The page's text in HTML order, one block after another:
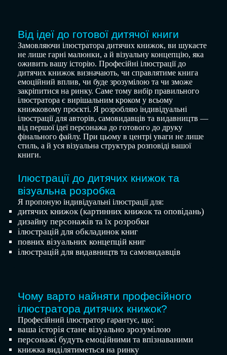
Від ідеї до готової дитячої книги
Замовляючи ілюстратора дитячих книжок, ви шукаєте
не лише гарні малюнки, а й візуальну концепцію, яка
оживить вашу історію. Професійні ілюстрації до
дитячих книжок визначають, чи справлятиме книга
емоційний вплив, чи буде зрозумілою та чи зможе
закріпитися на ринку. Саме тому вибір правильного
ілюстратора є вирішальним кроком у всьому
книжковому проєкті. Я розробляю індивідуальні
ілюстрації для авторів, самовидавців та видавництв —
від першої ідеї персонажа до готового до друку
фінального файлу. При цьому в центрі уваги не лише
стиль, а й уся візуальна структура розповіді вашої
книги.
Ілюстрації до дитячих книжок та
візуальна розробка
Я пропоную індивідуальні ілюстрації для:
дитячих книжок (картинних книжок та оповідань)
дизайну персонажів та їх розробки
ілюстрацій для обкладинок книг
повних візуальних концепцій книг
ілюстрацій для видавництв та самовидавців
Чому варто найняти професійного
ілюстратора дитячих книжок?
Професійний ілюстратор гарантує, що:
ваша історія стане візуально зрозумілою
персонажі будуть емоційними та впізнаваними
книжка виділятиметься на ринку